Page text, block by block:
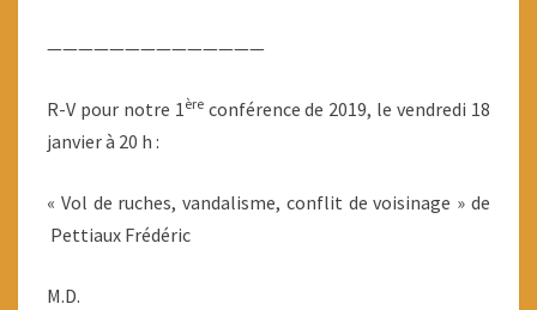
——————————————
R-V pour notre 1 èreconférence de 2019, le vendredi 18
janvier à 20 h :
« Vol de ruches, vandalisme, conflit de voisinage » de
Pettiaux Frédéric
M.D.